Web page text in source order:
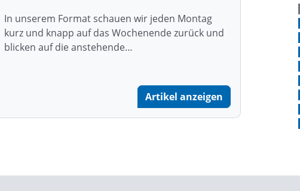
In unserem Format schauen wir jeden Montag
kurz und knapp auf das Wochenende zurück und
blicken auf die anstehende…
Artikel anzeigen